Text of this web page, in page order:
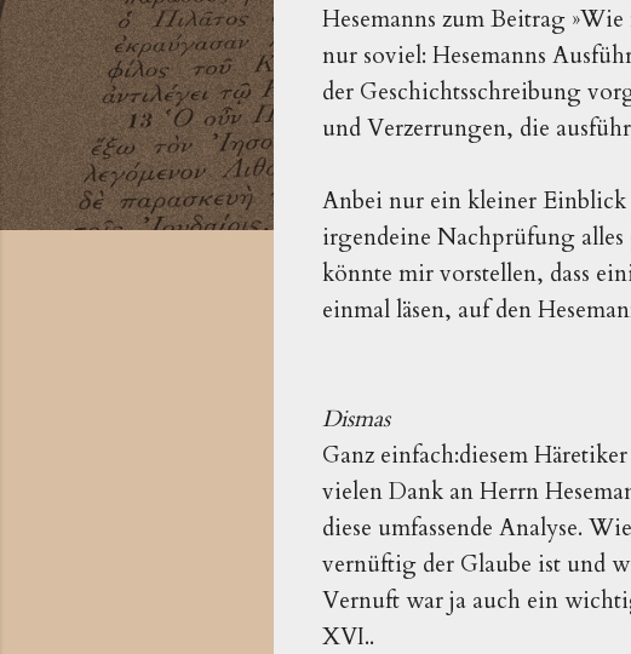
Hesemanns zum Beitrag
nur soviel: Hesemanns
der Geschichtsschreibung
und Verzerrungen, die
Anbei nur ein kleiner Einblick
irgendeine Nachprüfung
könnte mir vorstellen, dass
einmal läsen, auf den
Dismas
Ganz einfach:diesem
vielen Dank an Herrn
diese umfassende Analyse.
vernüftig der Glaube ist und
Vernuft war ja auch ein
XVI..